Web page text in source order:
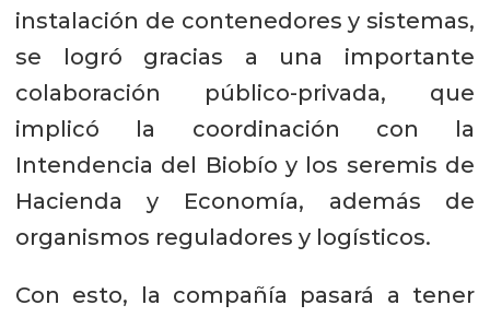
instalación de contenedores y sistemas,
se logró gracias a una importante
colaboración público-privada, que
implicó la coordinación con la
Intendencia del Biobío y los seremis de
Hacienda y Economía, además de
organismos reguladores y logísticos.
Con esto, la compañía pasará a tener